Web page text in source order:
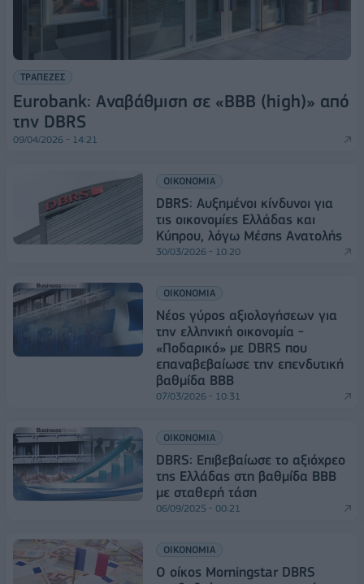
ΤΡΑΠΕΖΕΣ
Eurobank: Αναβάθμιση σε «BBB (high)» από
την DBRS
09/04/2026 - 14:21
ΟΙΚΟΝΟΜΙΑ
DBRS: Αυξημένοι κίνδυνοι για
τις οικονομίες Ελλάδας και
Κύπρου, λόγω Μέσης Ανατολής
30/03/2026 - 10:20
ΟΙΚΟΝΟΜΙΑ
Νέος γύρος αξιολογήσεων για
την ελληνική οικονομία -
«Ποδαρικό» με DBRS που
επαναβεβαίωσε την επενδυτική
βαθμίδα ΒΒΒ
07/03/2026 - 10:31
ΟΙΚΟΝΟΜΙΑ
DBRS: Επιβεβαίωσε το αξιόχρεο
της Ελλάδας στη βαθμίδα ΒΒΒ
με σταθερή τάση
06/09/2025 - 00:21
ΟΙΚΟΝΟΜΙΑ
Ο οίκος Morningstar DBRS